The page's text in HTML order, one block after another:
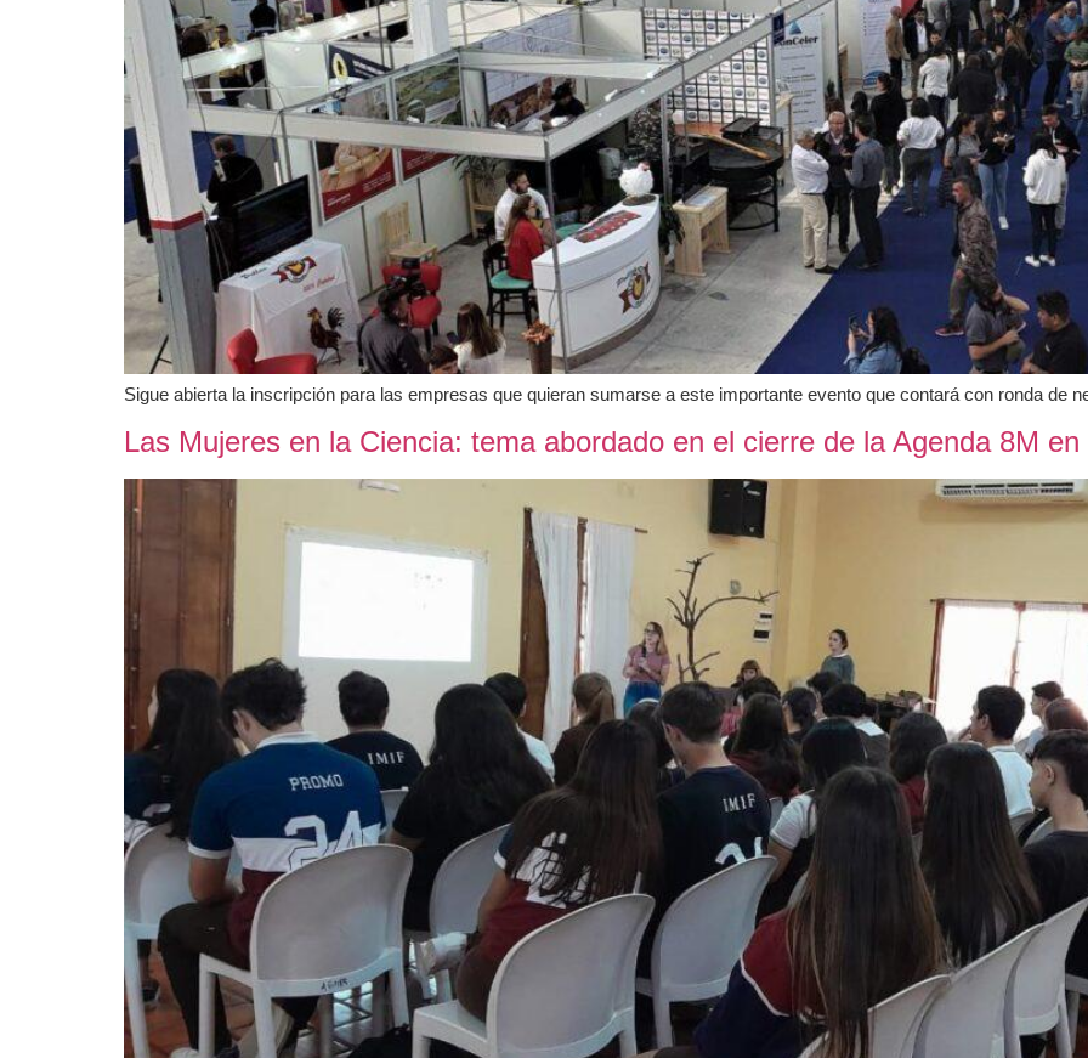
Sigue abierta la inscripción para las empresas que quieran sumarse a este importante evento que contará con ronda de
Las Mujeres en la Ciencia: tema abordado en el cierre de la Agenda 8M en